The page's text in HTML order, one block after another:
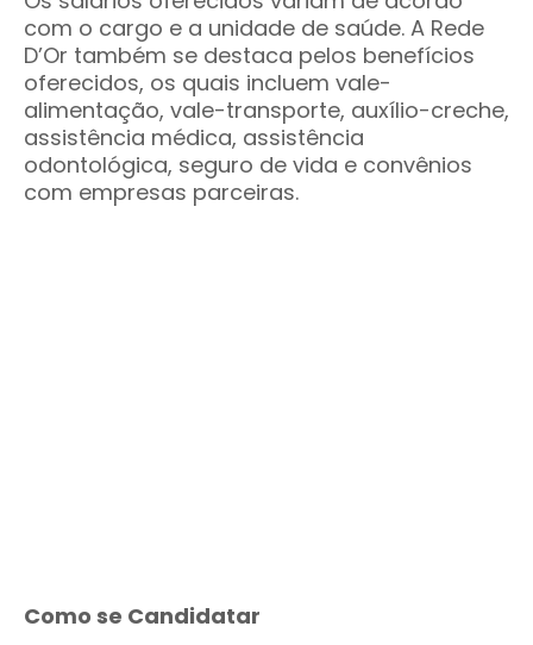
com o cargo e a unidade de saúde. A Rede
D’Or também se destaca pelos benefícios
oferecidos, os quais incluem vale-
alimentação, vale-transporte, auxílio-creche,
assistência médica, assistência
odontológica, seguro de vida e convênios
com empresas parceiras.
Como se Candidatar